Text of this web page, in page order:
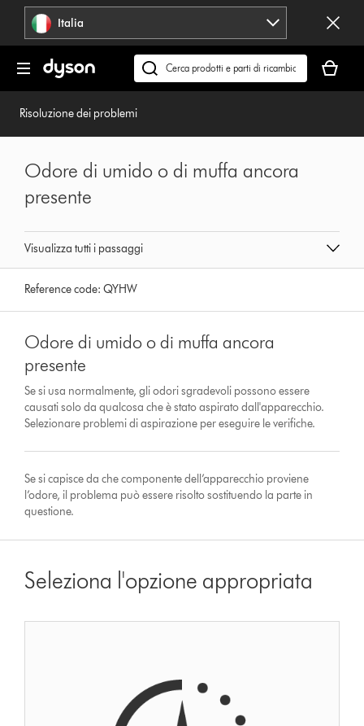
navigazione Italia
Cerca
su
carrello
è
Risoluzione dei problemi
Visualizza tutti i passaggi
Odore di umido o di muffa ancora
presente
Reference code:QYHW
Odore di umido o di muffa ancora
presente
Se si usa normalmente, gli odori sgradevoli possono essere
causati solo da qualcosa che è stato aspirato dall'apparecchio.
Selezionare problemi di aspirazione per eseguire le verifiche.
Se si capisce da che componente dell’apparecchio proviene
l’odore, il problema può essere risolto sostituendo la parte in
questione.
Seleziona l'opzione appropriata